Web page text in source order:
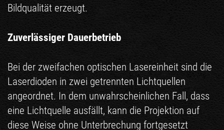
Bildqualität erzeugt.
Zuverlässiger Dauerbetrieb
Bei der zweifachen optischen Lasereinheit sind die
Laserdioden in zwei getrennten Lichtquellen
angeordnet. In dem unwahrscheinlichen Fall, dass
eine Lichtquelle ausfällt, kann die Projektion auf
diese Weise ohne Unterbrechung fortgesetzt